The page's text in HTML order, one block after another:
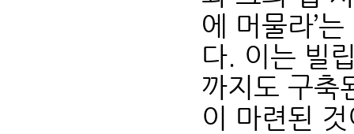
에 머물라’
다. 이는 빌
까지도 구축
이 마련된